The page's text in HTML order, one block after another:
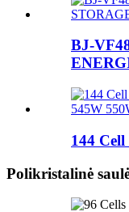
BJ-
144
Polikristalinė